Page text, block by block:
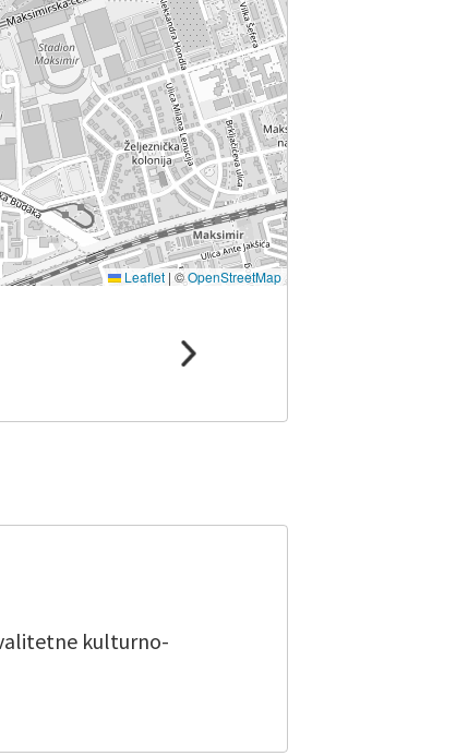
Leaflet | ©OpenStreetMap
kulturno-